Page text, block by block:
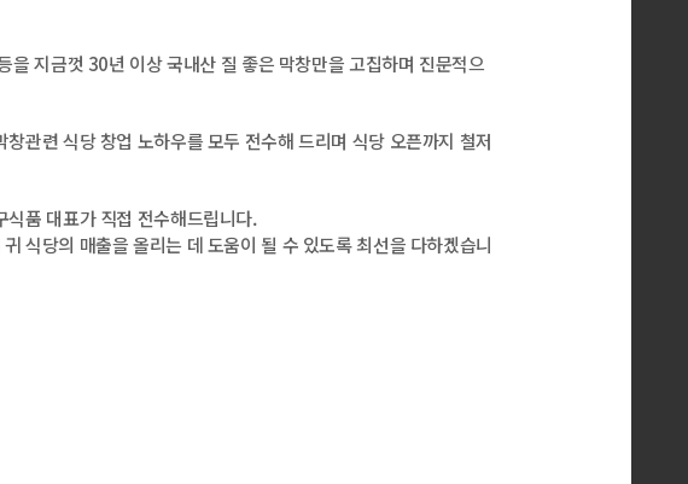
지금껏 30년 이상 국내산 질 좋은 막창만을 고집하며 진문적으
관련 식당 창업 노하우를 모두 전수해 드리며 식당 오픈까지 철저
품 대표가 직접 전수해드립니다.
식당의 매출을 올리는 데 도움이 될 수 있도록 최선을 다하겠습니